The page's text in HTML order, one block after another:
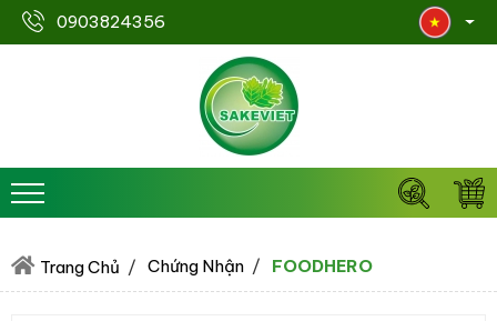
0903824356
Trang Chủ Chứng Nhận FOODHERO